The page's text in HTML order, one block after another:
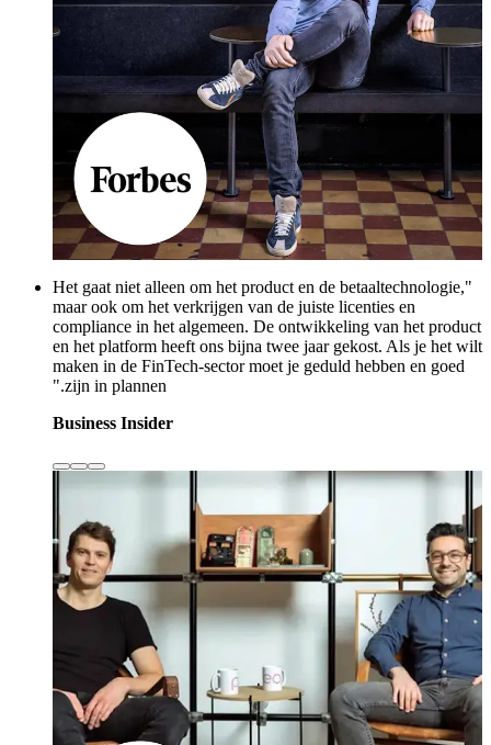
"Het gaat niet alleen om het product en de betaaltechnologie,
maar ook om het verkrijgen van de juiste licenties en
compliance in het algemeen. De ontwikkeling van het product
en het platform heeft ons bijna twee jaar gekost. Als je het wilt
maken in de FinTech-sector moet je geduld hebben en goed
zijn in plannen."
Business Insider